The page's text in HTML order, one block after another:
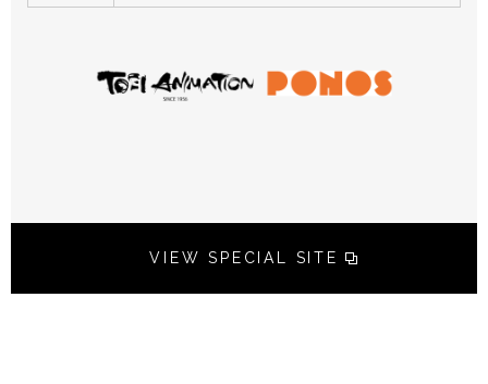
VIEW SPECIAL SITE